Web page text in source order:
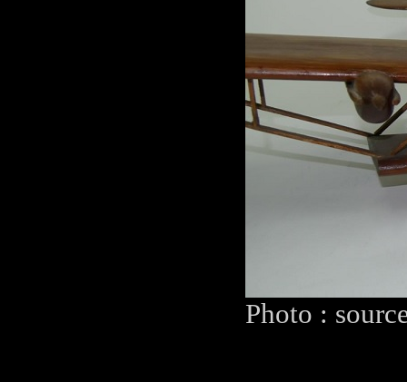
Photo :